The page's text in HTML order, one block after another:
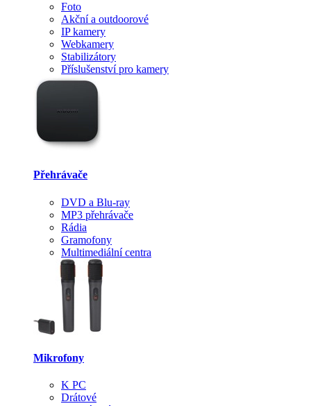
Foto
Akční a outdoorové
IP kamery
Webkamery
Stabilizátory
Příslušenství pro kamery
Přehrávače
DVD a Blu-ray
MP3 přehrávače
Rádia
Gramofony
Multimediální centra
Mikrofony
K PC
Drátové